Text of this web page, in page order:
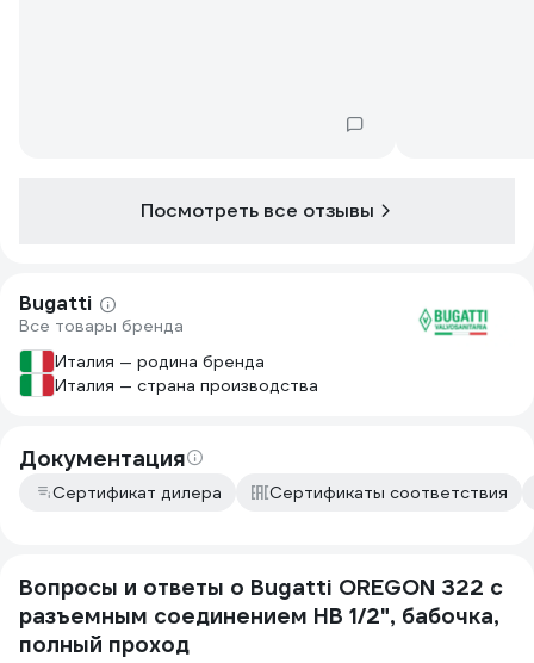
Посмотреть все отзывы
Bugatti
Все товары бренда
Италия — родина бренда
Италия — страна производства
Документация
Сертификат дилера Сертификаты соответствия
Вопросы и ответы о Bugatti OREGON 322 с
разъемным соединением НВ 1/2", бабочка,
полный проход